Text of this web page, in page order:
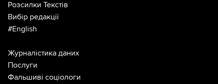
Розсилки Текстів
Вибір редакції
#English
Журналістика даних
Послуги
Фальшиві соціологи